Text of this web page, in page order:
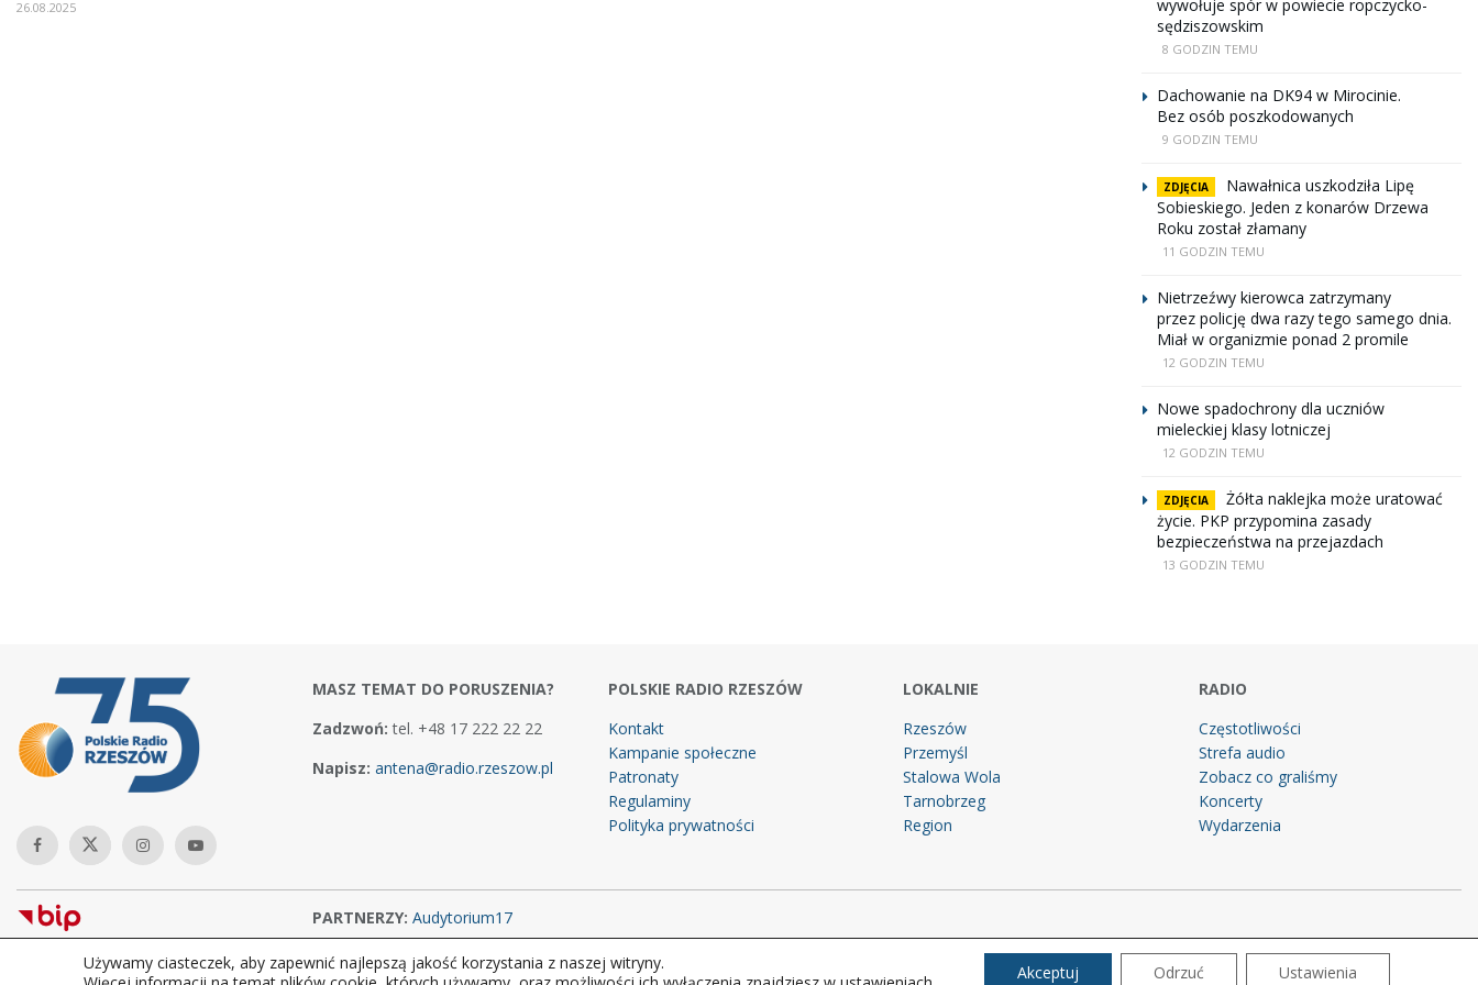
26.08.2025
wywołuje spór w powiecie ropczycko-
sędziszowskim
8 GODZIN TEMU
Dachowanie na DK94 w Mirocinie.
Bez osób poszkodowanych
9 GODZIN TEMU
ZDJĘCIA
Nawałnica uszkodziła Lipę
Sobieskiego. Jeden z konarów Drzewa
Roku został złamany
11 GODZIN TEMU
Nietrzeźwy kierowca zatrzymany
przez policję dwa razy tego samego dnia.
Miał w organizmie ponad 2 promile
12 GODZIN TEMU
Nowe spadochrony dla uczniów
mieleckiej klasy lotniczej
12 GODZIN TEMU
ZDJĘCIA
Żółta naklejka może uratować
życie. PKP przypomina zasady
bezpieczeństwa na przejazdach
13 GODZIN TEMU
MASZ TEMAT DO PORUSZENIA?
Zadzwoń: tel. +48 17 222 22 22
Napisz: antena@radio.rzeszow.pl
POLSKIE RADIO RZESZÓW
Kontakt
Kampanie społeczne
Patronaty
Regulaminy
Polityka prywatności
LOKALNIE
Rzeszów
Przemyśl
Stalowa Wola
Tarnobrzeg
Region
RADIO
Częstotliwości
Strefa audio
Zobacz co graliśmy
Koncerty
Wydarzenia
PARTNERZY: Audytorium17
Copyright © 2026Polskie Radio Rzeszów S.A. w likwidacj. Wszelkie prawa zastrzeżone.
Używamy ciasteczek, aby zapewnić najlepszą jakość korzystania z naszej witryny.
Akceptuj Odrzuć Ustawienia